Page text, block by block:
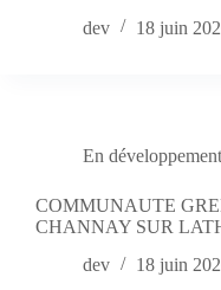
dev
18 juin
En développement
COMMUNAUTE
CHANNAY SUR
dev
18 juin